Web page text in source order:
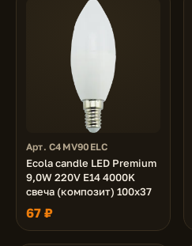
Арт. C4MV90ELC
Ecola candle LED Premium
9,0W 220V E14 4000K
свеча (композит) 100x37
67 ₽